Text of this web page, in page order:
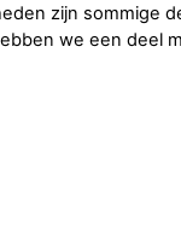
zijn sommige
we een deel